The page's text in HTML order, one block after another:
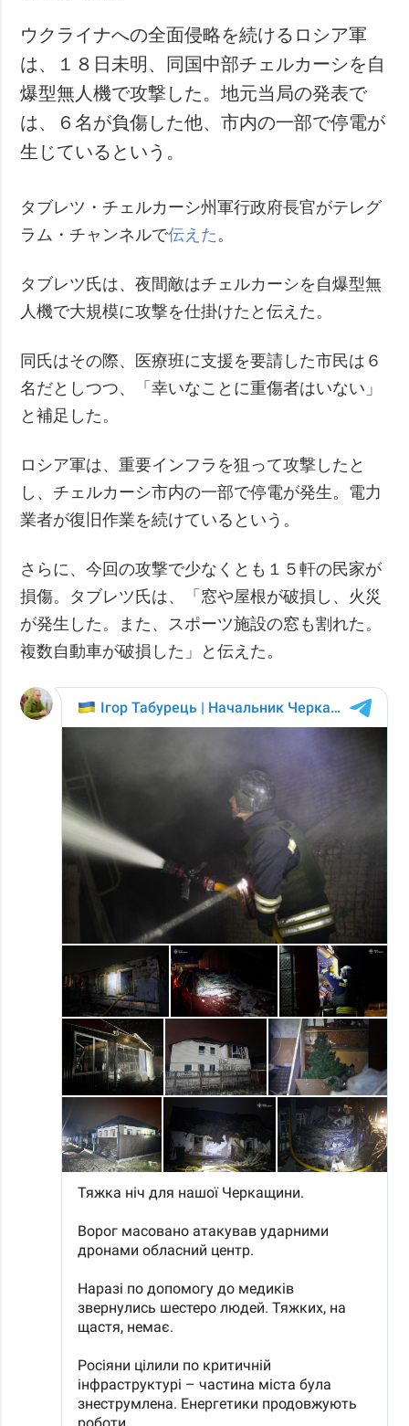
ウクライナへの全面侵略を続けるロシア軍
は、１８日未明、同国中部チェルカーシを自
爆型無人機で攻撃した。地元当局の発表で
は、６名が負傷した他、市内の一部で停電が
生じているという。
タブレツ・チェルカーシ州軍行政府長官がテレグ
ラム・チャンネルで伝えた 。
タブレツ氏は、夜間敵はチェルカーシを自爆型無
人機で大規模に攻撃を仕掛けたと伝えた。
同氏はその際、医療班に支援を要請した市民は６
名だとしつつ、「幸いなことに重傷者はいない」
と補足した。
ロシア軍は、重要インフラを狙って攻撃したと
し、チェルカーシ市内の一部で停電が発生。電力
業者が復旧作業を続けているという。
さらに、今回の攻撃で少なくとも１５軒の民家が
損傷。タブレツ氏は、「窓や屋根が破損し、火災
が発生した。また、スポーツ施設の窓も割れた。
複数自動車が破損した」と伝えた。